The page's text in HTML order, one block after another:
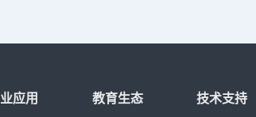
应用 教育生态 技术支持